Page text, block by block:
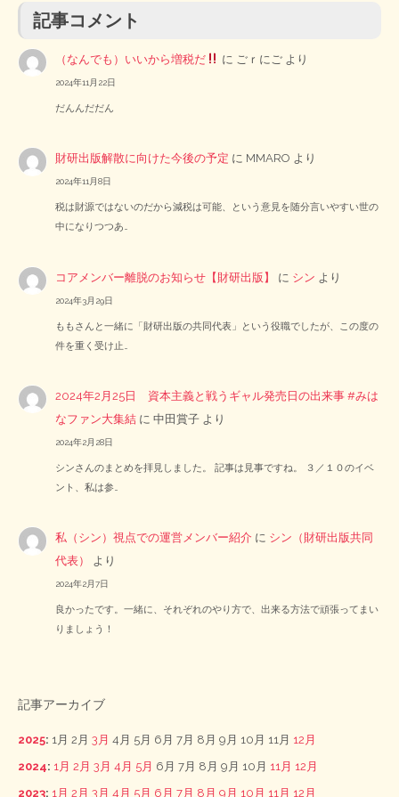
記事コメント
（なんでも）いいから増税だ に ごｒにご より
2024年11月22日
だんんだだん
財研出版解散に向けた今後の予定 に MMARO より
2024年11月8日
税は財源ではないのだから減税は可能、という意見を随分言いやすい世の
中になりつつあ…
コアメンバー離脱のお知らせ【財研出版】 に シン より
2024年3月29日
ももさんと一緒に「財研出版の共同代表」という役職でしたが、この度の
件を重く受け止…
2024年2月25日 資本主義と戦うギャル発売日の出来事 #みは
なファン大集結 に中田賞子 より
2024年2月28日
シンさんのまとめを拝見しました。 記事は見事ですね。 ３／１０のイベ
ント、私は参…
私（シン）視点での運営メンバー紹介 に シン（財研出版共同
代表）
より
2024年2月7日
良かったです。一緒に、それぞれのやり方で、出来る方法で頑張ってまい
りましょう！
記事アーカイブ
2025: 1月 2月 3月 4月 5月 6月 7月 8月 9月 10月 11月 12月
2024: 1月 2月 3月 4月 5月 6月 7月 8月 9月 10月 11月 12月
2023: 1月 2月 3月 4月 5月 6月 7月 8月 9月 10月 11月 12月